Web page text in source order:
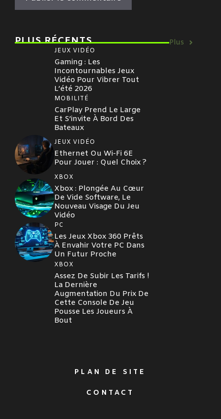
PLUS RÉCENTS Plus
JEUX VIDÉO
Gaming : Les
Incontournables Jeux
Vidéo Pour Vibrer Tout
L’été 2026
MOBILITÉ
CarPlay Prend Le Large
Et S’invite À Bord Des
Bateaux
JEUX VIDÉO
Ethernet Ou Wi-Fi 6E
Pour Jouer : Quel Choix ?
XBOX
Xbox : Plongée Au Cœur
De Vide Software, Le
Nouveau Visage Du Jeu
Vidéo
PC
Les Jeux Xbox 360 Prêts
À Envahir Votre PC Dans
Un Futur Proche
XBOX
Assez De Subir Les Tarifs !
La Dernière
Augmentation Du Prix De
Cette Console De Jeu
Pousse Les Joueurs À
Bout
PLAN DE SITE
CONTACT